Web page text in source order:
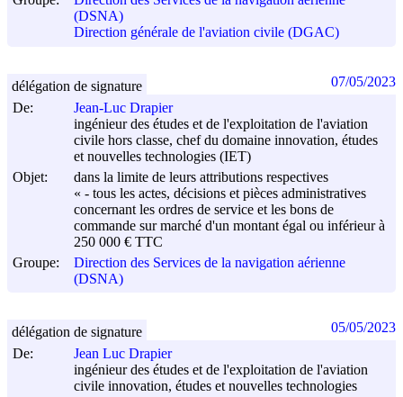
(DSNA)
Direction générale de l'aviation civile (DGAC)
De:
Jean-Luc Drapier
ingénieur des études et de l'exploitation de l'aviation
civile hors classe, chef du domaine innovation, études
et nouvelles technologies (IET)
Objet:
dans la limite de leurs attributions respectives
« - tous les actes, décisions et pièces administratives
concernant les ordres de service et les bons de
commande sur marché d'un montant égal ou inférieur à
250 000 € TTC
Groupe:
Direction des Services de la navigation aérienne
(DSNA)
délégation de signature 07/05/2023
De:
Jean Luc Drapier
ingénieur des études et de l'exploitation de l'aviation
civile innovation, études et nouvelles technologies
délégation de signature 05/05/2023